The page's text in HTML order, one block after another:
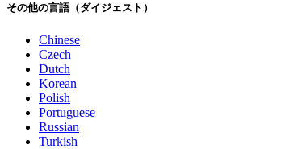
その他の言語（ダイジェスト）
Chinese
Czech
Dutch
Korean
Polish
Portuguese
Russian
Turkish